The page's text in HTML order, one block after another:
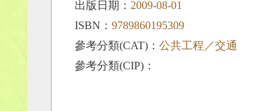
出版日期： 2009-08-01
ISBN： 9789860195309
參考分類(CAT)： 公共工程／交通
參考分類(CIP)：